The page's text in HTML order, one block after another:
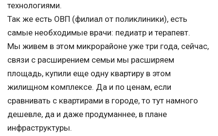
технологиями.
Так же есть ОВП (филиал от поликлиники), есть
самые необходимые врачи: педиатр и терапевт.
Мы живем в этом микрорайоне уже три года, сейчас,
связи с расширением семьи мы расширяем
площадь, купили еще одну квартиру в этом
жилищном комплексе. Да и по ценам, если
сравнивать с квартирами в городе, то тут намного
дешевле, да и даже продуманнее, в плане
инфраструктуры.